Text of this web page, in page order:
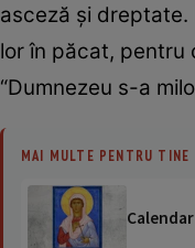
asceză și
lor în păcat, pentru
“Dumnezeu s-a
MAI MULTE PENTRU TINE